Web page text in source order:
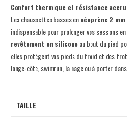
Confort thermique et résistance
Les chaussettes basses ennéoprène 2 mm
indispensable pour prolonger vos sessions
revêtement en silicone au bout du pied
elles protègent vos pieds du froid et des
longe-côte, swimrun, la nage ou à porter
TAILLE